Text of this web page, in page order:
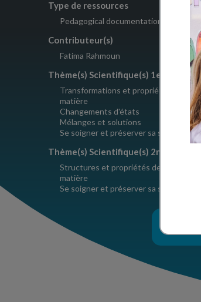
Type de ressources
Pedagogical documentation
Contributeur(s)
Fatima Rahmoun
Thème(s) Scientifique(s) 1er degré
Transformations et propriétés de la
matière
Changements d'états
Mélanges et solutions
Se soigner et préserver sa santé
Thème(s) Scientifique(s) 2nd degré
Structures et propriétés de la
matière
Se soigner et préserver sa santé